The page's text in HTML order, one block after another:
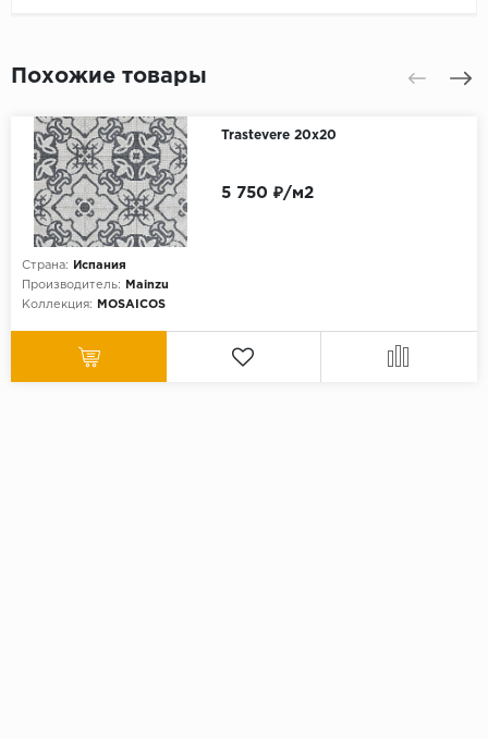
Похожие товары
Trastevere 20х20
Страна:
Испания
Производитель:
Mainzu
Коллекция:
MOSAICOS
5 750 ₽/м2